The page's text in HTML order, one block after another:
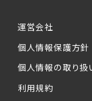
運営会社
個人情報保護方針
個人情報の取り扱
利用規約